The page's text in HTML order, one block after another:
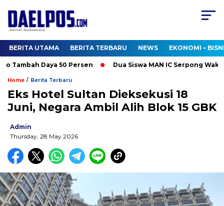
BERITA UTAMA BERITA TERBARU NEWS EKONOMI –
Daya 50 Persen Dua Siswa MAN IC Serpong Wakili
Home / Berita Terbaru
Eks Hotel Sultan Dieksekusi 18
Juni, Negara Ambil Alih Blok 15 GBK
Admin
Thursday, 28 May 2026